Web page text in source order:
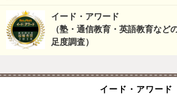
イード・アワード
（塾・通信教育・英語教育など
足度調査）
イード・アワード